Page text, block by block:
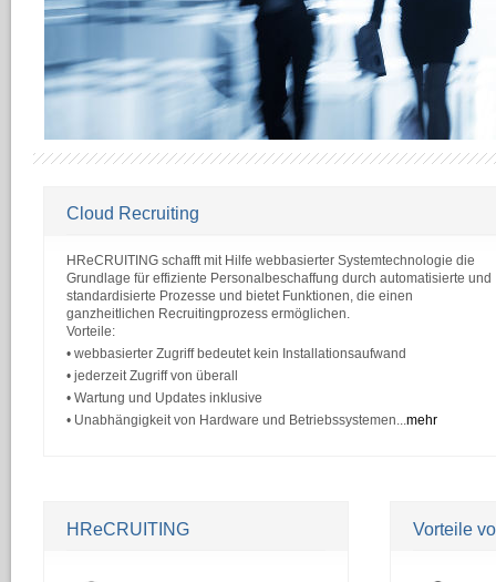
Ausschreibungs-
Bewerbungs-
formular
Bewerber-
verwaltung
Cloud Recruiting
HReCRUITING schafft mit Hilfe webbasierter Systemtechnologie die
Grundlage für effiziente Personalbeschaffung durch automatisierte und
standardisierte Prozesse und bietet Funktionen, die einen
ganzheitlichen Recruitingprozess ermöglichen.
Vorteile:
• webbasierter Zugriff bedeutet kein Installationsaufwand
•jederzeit Zugriff von überall
•Wartung und Updates inklusive
• Unabhängigkeit von Hardware und Betriebssystemen...mehr
HReCRUITING Vorteile